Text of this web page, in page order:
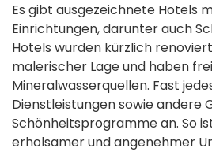
Es gibt ausgezeichnete Hotels
Einrichtungen, darunter auch
Hotels wurden kürzlich
malerischer Lage und haben
Mineralwasserquellen. Fast
Dienstleistungen sowie andere
Schönheitsprogramme an. So
erholsamer und angenehmer